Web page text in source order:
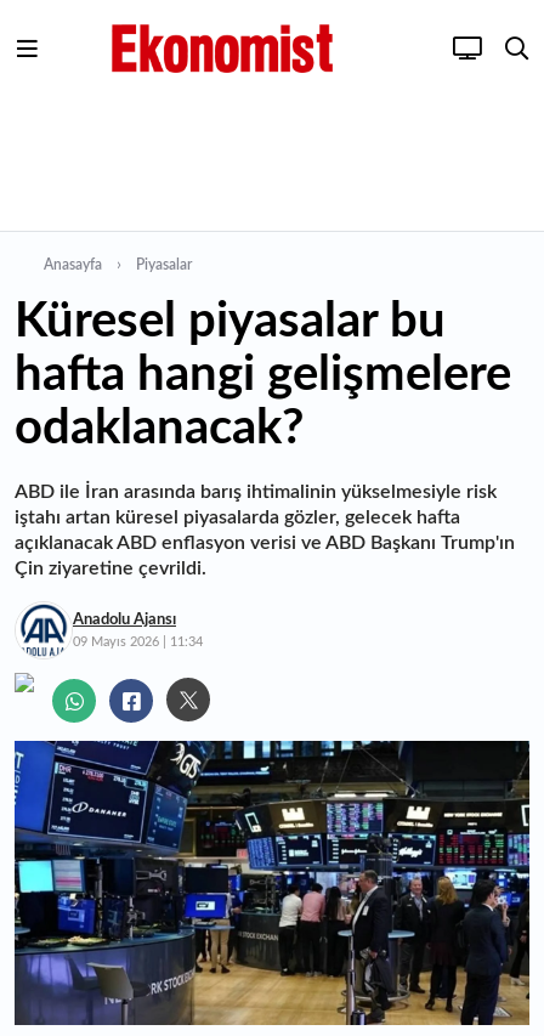
Anasayfa Piyasalar
Küresel piyasalar bu
hafta hangi gelişmelere
odaklanacak?
ABD ile İran arasında barış ihtimalinin yükselmesiyle risk
iştahı artan küresel piyasalarda gözler, gelecek hafta
açıklanacak ABD enflasyon verisi ve ABD Başkanı Trump'ın
Çin ziyaretine çevrildi.
Anadolu Ajansı
09 Mayıs 2026 | 11:34